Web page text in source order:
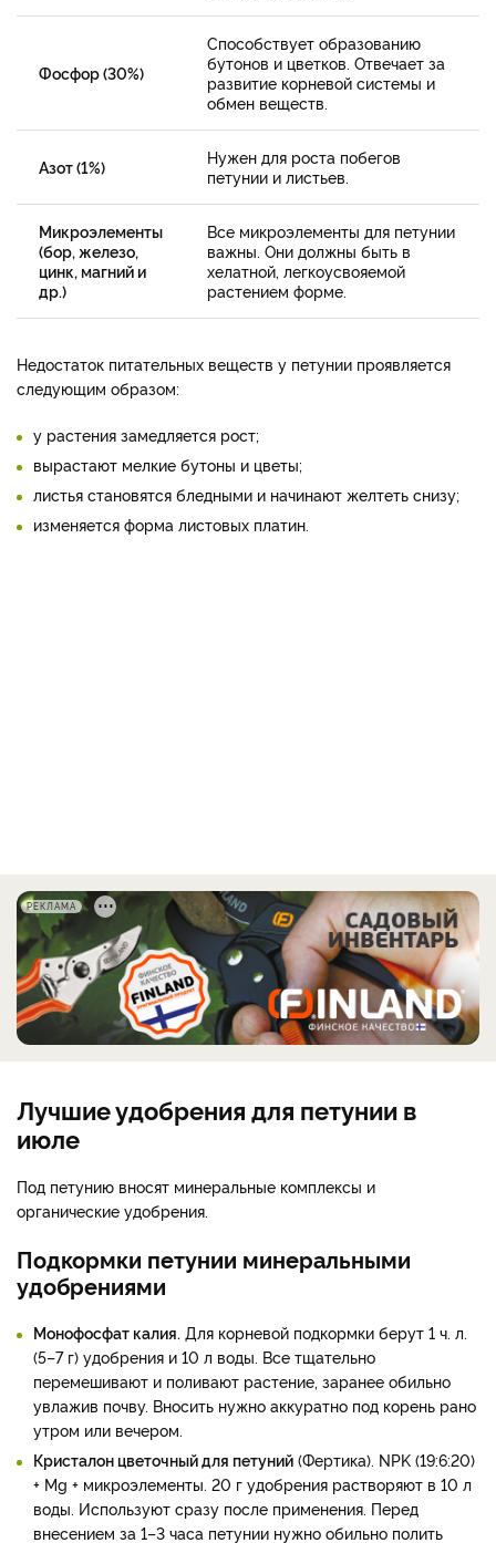
Фосфор (30%)
Способствует образованию
бутонов и цветков. Отвечает за
развитие корневой системы и
обмен веществ.
Азот (1%)
Нужен для роста побегов
петунии и листьев.
Микроэлементы
(бор, железо,
цинк, магний и
др.)
Все микроэлементы для петунии
важны. Они должны быть в
хелатной, легкоусвояемой
растением форме.
Недостаток питательных веществ у петунии проявляется
следующим образом:
у растения замедляется рост;
вырастают мелкие бутоны и цветы;
листья становятся бледными и начинают желтеть снизу;
изменяется форма листовых платин.
РЕКЛАМА
Лучшие удобрения для петунии в
июле
Под петунию вносят минеральные комплексы и
органические удобрения.
Подкормки петунии минеральными
удобрениями
Монофосфат калия. Для корневой подкормки берут 1 ч. л.
(5–7 г) удобрения и 10 л воды. Все тщательно
перемешивают и поливают растение, заранее обильно
увлажив почву. Вносить нужно аккуратно под корень рано
утром или вечером.
Кристалон цветочный для петуний (Фертика). NPK (19:6:20)
+ Mg + микроэлементы. 20 г удобрения растворяют в 10 л
воды. Используют сразу после применения. Перед
внесением за 1–3 часа петунии нужно обильно полить